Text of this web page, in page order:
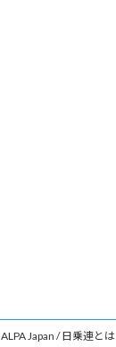
ALPA Japan / 日乗連とは